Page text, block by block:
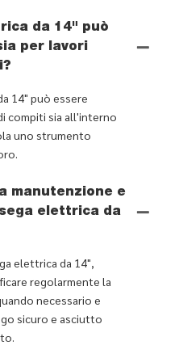
da 14" può
per lavori
14" può essere
compiti sia all'interno
uno strumento
manutenzione e
elettrica da
elettrica da 14",
regolarmente la
necessario e
sicuro e asciutto